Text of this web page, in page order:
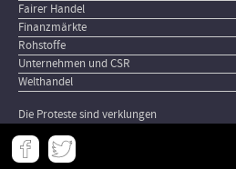
Fairer Handel
Finanzmärkte
Rohstoffe
Unternehmen und CSR
Welthandel
Die Proteste sind verklungen
Meta
-